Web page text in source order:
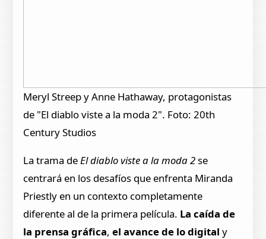
Meryl Streep y Anne Hathaway, protagonistas
de "El diablo viste a la moda 2". Foto: 20th
Century Studios
La trama de El diablo viste a la moda 2se
centrará en los desafíos que enfrenta Miranda
Priestly en un contexto completamente
diferente al de la primera película. La caída de
la prensa gráfica, el avance de lo digitaly